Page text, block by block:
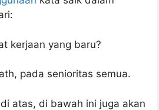
kerjaan yang baru?
pada senioritas semua.
atas, di bawah ini juga akan